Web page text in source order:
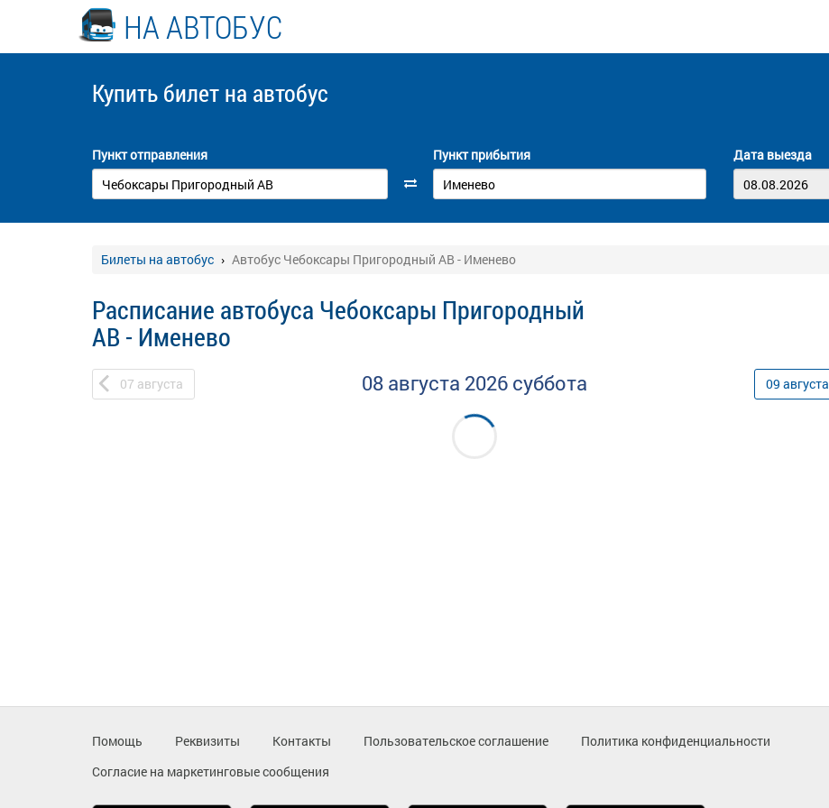
НА АВТОБУС
Купить билет на автобус
Пункт отправления Пункт прибытия Дата выезда
Билеты на автобус Автобус Чебоксары Пригородный АВ - Именево
Расписание автобуса Чебоксары Пригородный
АВ - Именево
07 августа 08 августа 2026 суббота 09 августа
Помощь Реквизиты Контакты Пользовательское соглашение
Политика конфиденциальности
Согласие на маркетинговые сообщения